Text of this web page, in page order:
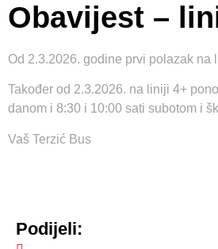
Obavijest –
Od 2.3.2026. godine prvi polazak na
Također od 2.3.2026. na liniji 4+
danom i 8:30 i 10:00 sati subotom i
Vaš Terzić Bus
Podijeli: